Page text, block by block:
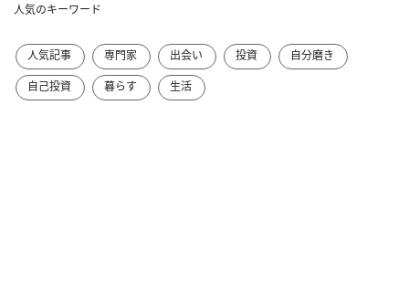
人気のキーワード
人気記事 専門家 出会い 投資
自分磨き
自己投資
暮らす 生活